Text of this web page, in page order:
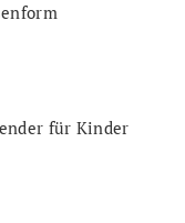
für Kinder